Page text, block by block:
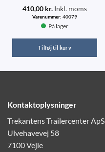
410,00 kr. Inkl. moms
Varenummer: 40079
På lager
Tilføj til kurv
Kontaktoplysninger
Trekantens Trailercenter ApS
Ulvehavevej 58
7100 Vejle